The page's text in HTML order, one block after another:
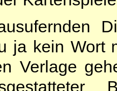
ja kein Wort
Verlage